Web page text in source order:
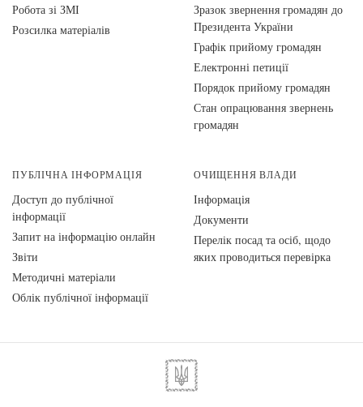
Робота зі ЗМІ
Розсилка матеріалів
Зразок звернення громадян до
Президента України
Графік прийому громадян
Електронні петиції
Порядок прийому громадян
Стан опрацювання звернень
громадян
ПУБЛІЧНА ІНФОРМАЦІЯ
Доступ до публічної
інформації
Запит на інформацію онлайн
Звіти
Методичні матеріали
Облік публічної інформації
ОЧИЩЕННЯ ВЛАДИ
Інформація
Документи
Перелік посад та осіб, щодо
яких проводиться перевірка